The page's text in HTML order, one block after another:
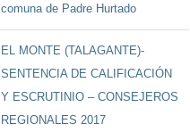
comuna de Padre Hurtado
EL MONTE (TALAGANTE)-
SENTENCIA DE CALIFICACIÓN
Y ESCRUTINIO – CONSEJEROS
REGIONALES 2017